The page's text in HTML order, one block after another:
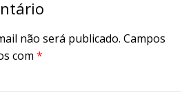
não será publicado. Campos
com*